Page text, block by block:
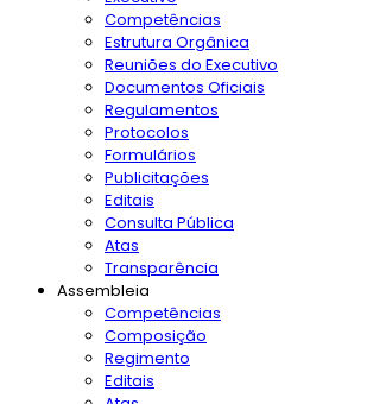
Competências
Estrutura Orgânica
Reuniões do Executivo
Documentos Oficiais
Regulamentos
Protocolos
Formulários
Publicitações
Editais
Consulta Pública
Atas
Transparência
Assembleia
Competências
Composição
Regimento
Editais